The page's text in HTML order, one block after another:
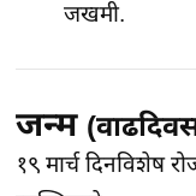
जखमी.
जन्म
१९ मार्च दिनविशेष